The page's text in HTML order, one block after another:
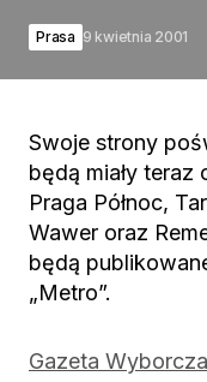
Prasa 9 kwietnia 2001
Swoje strony
będą miały
Praga Północ,
Wawer oraz
będą
„Metro”.
Gazeta Wyborcza